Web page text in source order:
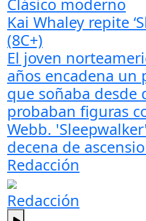
Clásico moderno
Kai Whaley repite
(8C+)
El joven
años encadena un
que soñaba desde
probaban figuras
Webb.
decena de
Redacción
Redacción